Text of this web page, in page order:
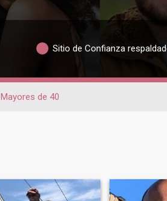
Sitio de Confianza
Mayores de 40